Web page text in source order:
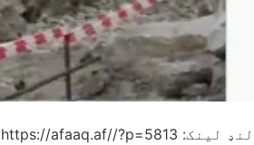
لنډ لینک: https://afaaq.af//?p=5813